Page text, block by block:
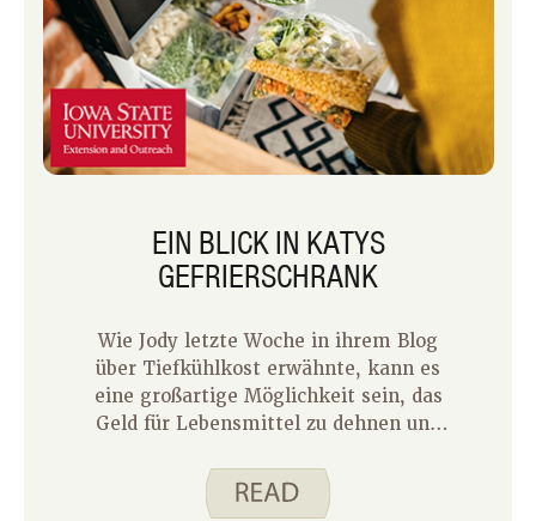
EIN BLICK IN KATYS
GEFRIERSCHRANK
Wie Jody letzte Woche in ihrem Blog
über Tiefkühlkost erwähnte, kann es
eine großartige Möglichkeit sein, das
Geld für Lebensmittel zu dehnen und
Gefrierschrank zu haben, ermöglicht
mir eine Vielzahl von Möglichkeiten,